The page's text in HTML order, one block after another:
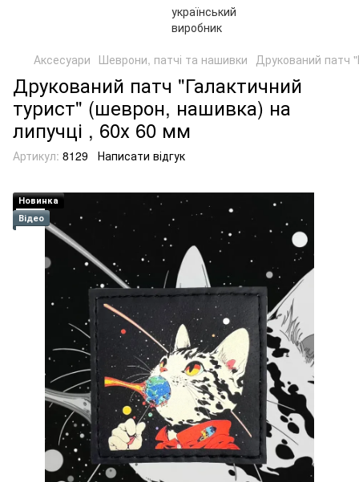
Аксесуари Шеврони, патчі та нашивки Друкований патч
Друкований патч "Галактичний
турист" (шеврон, нашивка) на
липучці , 60х 60 мм
Артикул: 8129 Написати відгук
Новинка
Відео